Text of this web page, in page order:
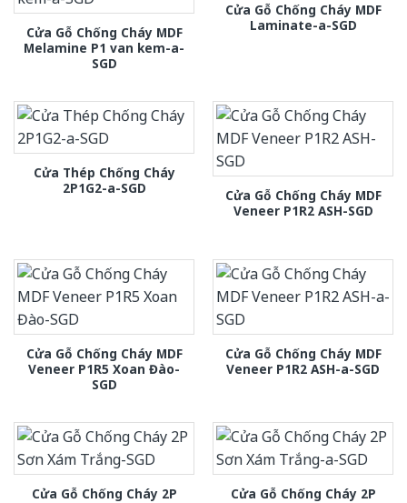
Cửa Gỗ Chống Cháy MDF
Melamine P1 van kem-a-
SGD
Cửa Gỗ Chống Cháy MDF
Laminate-a-SGD
Cửa Thép Chống Cháy
2P1G2-a-SGD
Cửa Gỗ Chống Cháy MDF
Veneer P1R2 ASH-SGD
Cửa Gỗ Chống Cháy MDF
Veneer P1R5 Xoan Đào-
SGD
Cửa Gỗ Chống Cháy MDF
Veneer P1R2 ASH-a-SGD
Cửa Gỗ Chống Cháy 2P
Cửa Gỗ Chống Cháy 2P